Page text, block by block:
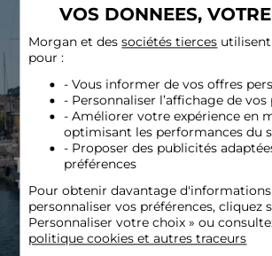
Nouvelle Collection
Previous
Jupe crayon
kaki femme
55,00 €
VOS DONNEES,
Morgan et dessociétés tierces
pour :
- Vous informer de vos offres
- Personnaliser l’affichage de
- Améliorer votre expérience en
optimisant les performances du
- Proposer des publicités
préférences
Pour obtenir davantage
personnaliser vos préférences, cliquez
Personnaliser votre choix » ou
politique cookies et autres traceurs